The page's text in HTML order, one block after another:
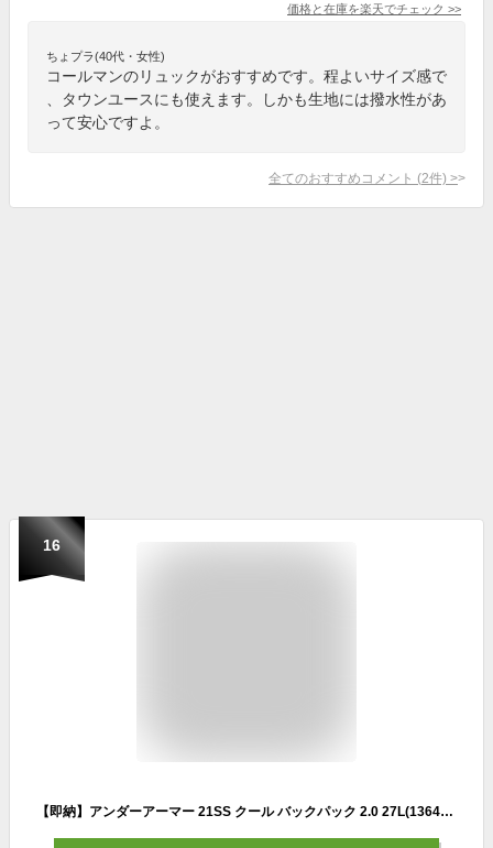
価格と在庫を楽天でチェック >>
ちょプラ(40代・女性)
コールマンのリュックがおすすめです。程よいサイズ感で
、タウンユースにも使えます。しかも生地には撥水性があ
って安心ですよ。
全てのおすすめコメント (2件) >
16
【即納】アンダーアーマー 21SS クール バックパック 2.0 27L(1364236) あす楽対応 送料無料 バッグ メンズ バックパック ダッフル おしゃれ スポーツ ブランド サッカー 野球 撥水 はっ水 旅行 アウトドア 遠征 遠征バッグ 子供 キッズ レディス